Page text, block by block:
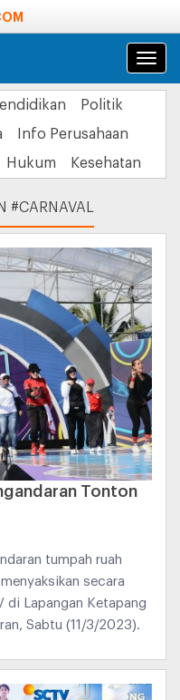
Politik
Info Perusahaan
Hukum Kesehatan
#CARNAVAL
Tonton
tumpah ruah
secara
di Lapangan Ketapang
Sabtu (11/3/2023).